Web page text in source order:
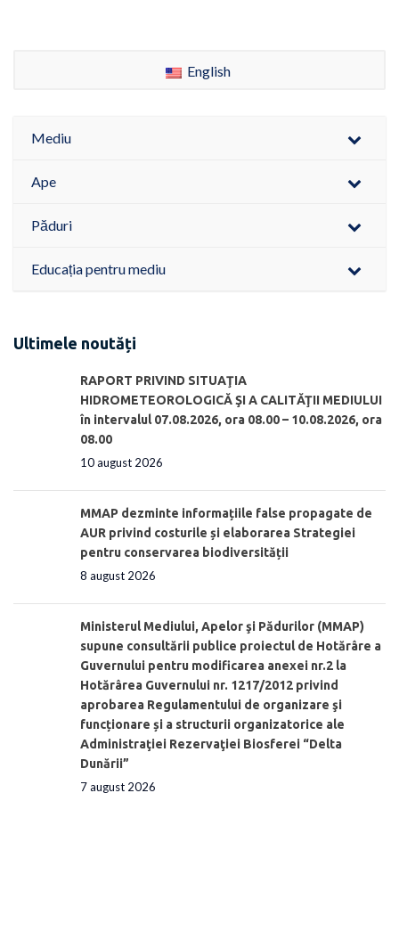
English
Mediu
Ape
Păduri
Educația pentru mediu
Ultimele noutăți
RAPORT PRIVIND SITUAŢIA
HIDROMETEOROLOGICĂ ŞI A CALITĂŢII MEDIULUI
în intervalul 07.08.2026, ora 08.00 – 10.08.2026, ora
08.00
10 august 2026
MMAP dezminte informațiile false propagate de
AUR privind costurile și elaborarea Strategiei
pentru conservarea biodiversității
8 august 2026
Ministerul Mediului, Apelor şi Pădurilor (MMAP)
supune consultării publice proiectul de Hotărâre a
Guvernului pentru modificarea anexei nr.2 la
Hotărârea Guvernului nr. 1217/2012 privind
aprobarea Regulamentului de organizare şi
funcționare și a structurii organizatorice ale
Administraţiei Rezervaţiei Biosferei “Delta
Dunării”
7 august 2026